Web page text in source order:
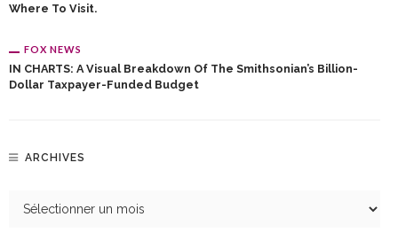
Where To Visit.
FOX NEWS
IN CHARTS: A Visual Breakdown Of The Smithsonian’s Billion-
Dollar Taxpayer-Funded Budget
ARCHIVES